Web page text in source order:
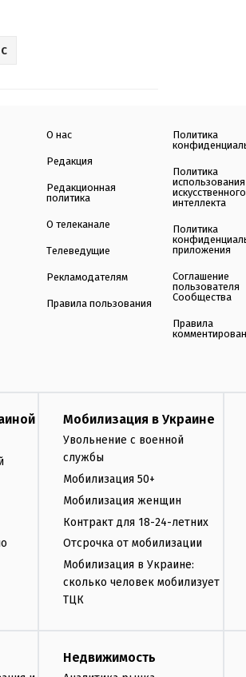
О нас
Редакция
Редакционная
политика
О телеканале
Телеведущие
Рекламодателям
Правила пользования
Политика
Политика
использования
искусственного
интеллекта
Политика
приложения
Соглашение
пользователя
Сообщества
Правила
Мобилизация в Украине
Увольнение с военной
службы
Мобилизация 50+
Мобилизация женщин
Контракт для 18-24-летних
Отсрочка от мобилизации
Мобилизация в Украине:
сколько человек мобилизует
ТЦК
Недвижимость